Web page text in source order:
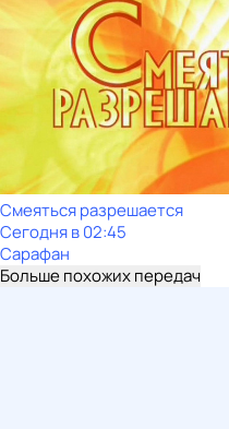
Смеяться разрешается
Сегодня в 02:45
Сарафан
Больше похожих передач